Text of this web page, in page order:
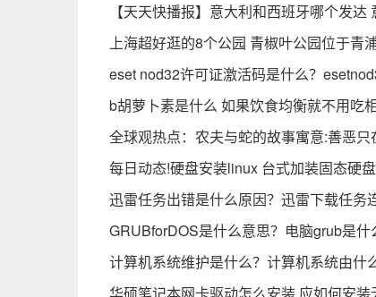
【天天快播报】意大利和西班牙哪个发
上海超好逛的8个公园 青椒叶公园位于青
eset nod32许可证激活码是什么？
b胡萝卜素是什么 如果饮食均衡就不用吃
全球观热点：农夫与蛇的故事寓意:善恶
每日动态!硬盘安装linux 台式加装固态硬
迅雷任务出错是什么原因？迅雷下载任务
GRUBforDOS是什么意思？电脑grub是什
计算机系统维护是什么？计算机系统由什